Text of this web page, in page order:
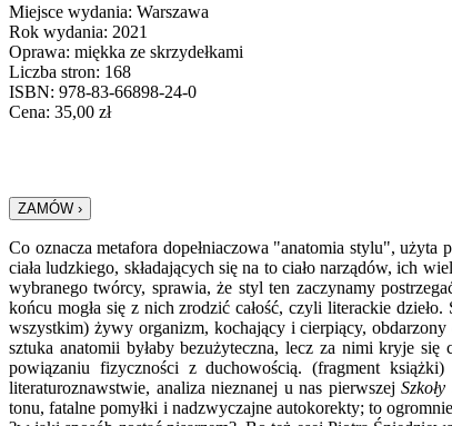
Miejsce wydania: Warszawa
Rok wydania: 2021
Oprawa: miękka ze skrzydełkami
Liczba stron: 168
ISBN: 978-83-66898-24-0
Cena: 35,00 zł
Co oznacza metafora dopełniaczowa "anatomia stylu",
ciała ludzkiego, składających się na to ciało narządów, ich
wybranego twórcy, sprawia, że styl ten zaczynamy
końcu mogła się z nich zrodzić całość, czyli literackie dzieło.
wszystkim) żywy organizm, kochający i cierpiący,
sztuka anatomii byłaby bezużyteczna, lecz za nimi kryje
powiązaniu fizyczności z duchowością. (fragment
literaturoznawstwie, analiza nieznanej u nas pierwszej
tonu, fatalne pomyłki i nadzwyczajne autokorekty; to